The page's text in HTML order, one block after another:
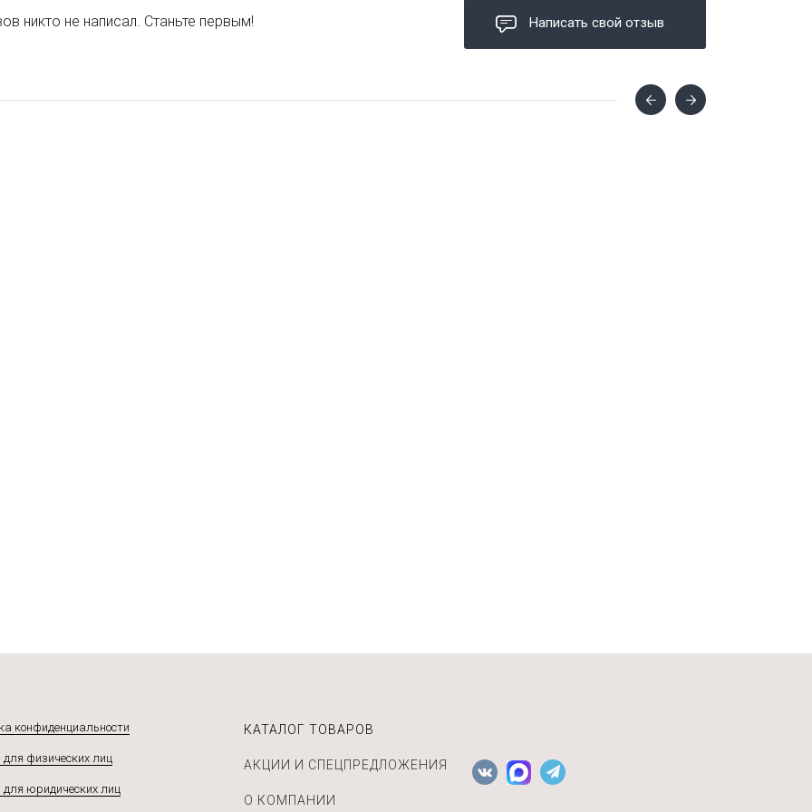
Написать свой отзыв
никто не написал. Станьте первым!
конфиденциальности
физических лиц
юридических лиц
КАТАЛОГ ТОВАРОВ
АКЦИИ И СПЕЦПРЕДЛОЖЕНИЯ
О КОМПАНИИ